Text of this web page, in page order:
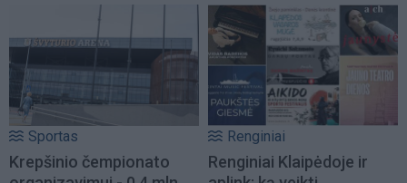
Sportas
Krepšinio čempionato
Renginiai
Renginiai Klaipėdoje ir